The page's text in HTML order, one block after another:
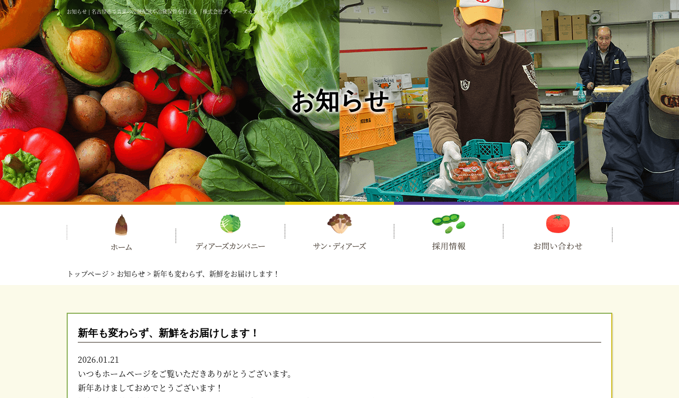
お知らせ | 名古屋市で青果の冷蔵配送や冷蔵保管を行える「株式会社ディアーズカンパニー」
お知らせ
トップページ お知らせ 新年も変わらず、新鮮をお届けします！
新年も変わらず、新鮮をお届けします！
2026.01.21
いつもホームページをご覧いただきありがとうございます。
新年あけましておめでとうございます！